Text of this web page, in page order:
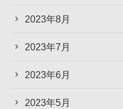
2023年8月
2023年7月
2023年6月
2023年5月